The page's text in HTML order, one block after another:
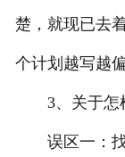
楚，就现已去
个计划越写越偏
3、关于怎
误区一：找